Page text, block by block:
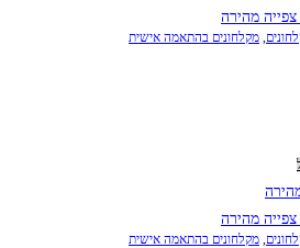
צפייה מהירה
, מקלחונים בהתאמה אישית
צפייה מהירה
מקלחונים בהתאמה אישית